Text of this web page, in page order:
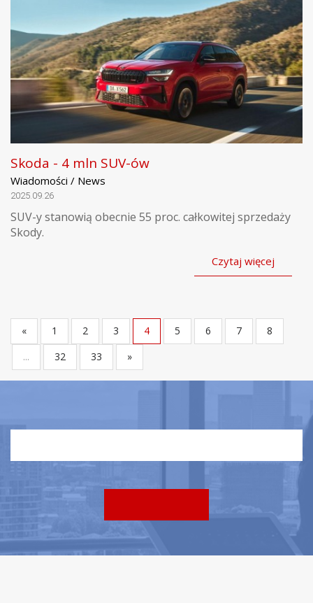
Skoda - 4 mln SUV-ów
Wiadomości / News
2025.09.26
SUV-y stanowią obecnie 55 proc. całkowitej sprzedaży
Skody.
Czytaj więcej
« 1 2 3 4 5 6 7
8
...
32 33 »